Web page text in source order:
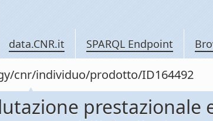
data.CNR.it SPARQL Endpoint
cnr/individuo/prodotto/ID164492